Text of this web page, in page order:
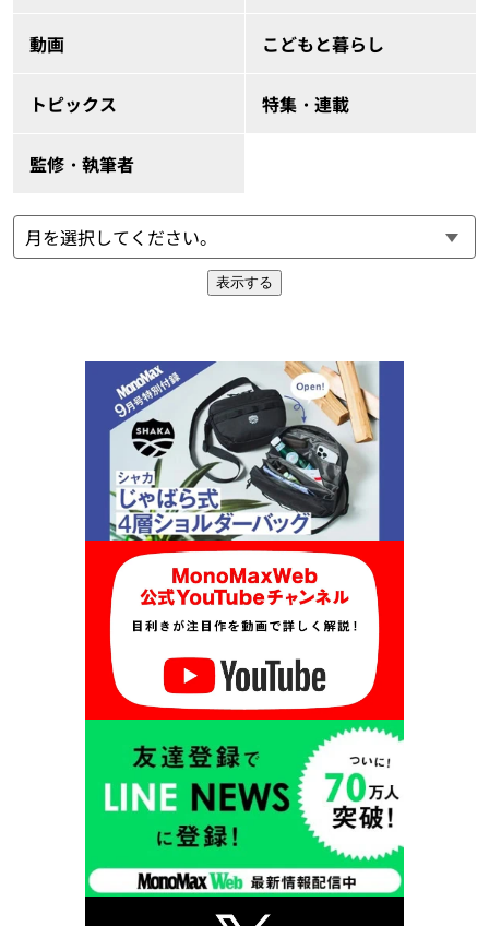
動画 こどもと暮らし
トピックス 特集・連載
監修・執筆者
表示する